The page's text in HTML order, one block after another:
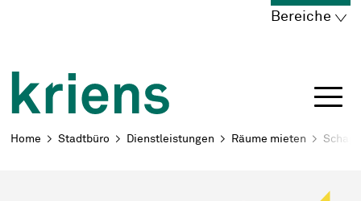
Navigieren in Kriens
Bereiche
Breadcrumb
Home Stadtbüro Dienstleistungen Räume mieten